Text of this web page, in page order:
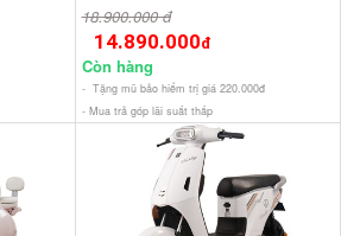
18.900.000 đ
14.890.000đ
Còn hàng
- Tặng mũ bảo hiểm trị giá 220.000đ
- Mua trả góp lãi suất thấp